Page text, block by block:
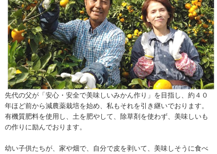
先代の父が「安心・安全で美味しいみかん作り」を目指し、約４０
年ほど前から減農薬栽培を始め、私もそれを引き継いでおります。
有機質肥料を使用し、土を肥やして、除草剤を使わず、美味しいも
の作りに励んでおります。
幼い子供たちが、家や畑で、自分で皮を剥いて、美味しそうに食べ